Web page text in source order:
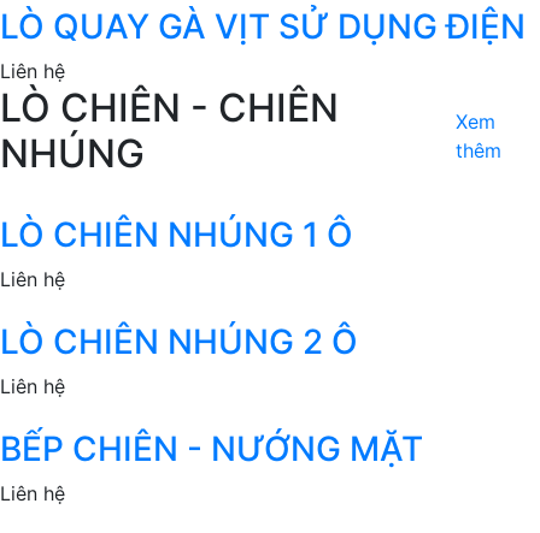
LÒ QUAY GÀ VỊT SỬ DỤNG ĐIỆN
Liên hệ
LÒ CHIÊN - CHIÊN
NHÚNG
Xem
thêm
LÒ CHIÊN NHÚNG 1 Ô
Liên hệ
LÒ CHIÊN NHÚNG 2 Ô
Liên hệ
BẾP CHIÊN - NƯỚNG MẶT
Liên hệ